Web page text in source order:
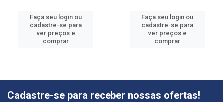
Faça seu login ou
cadastre-se para
ver preços e
comprar
Faça seu login ou
cadastre-se para
ver preços e
comprar
Cadastre-se para receber nossas ofertas!